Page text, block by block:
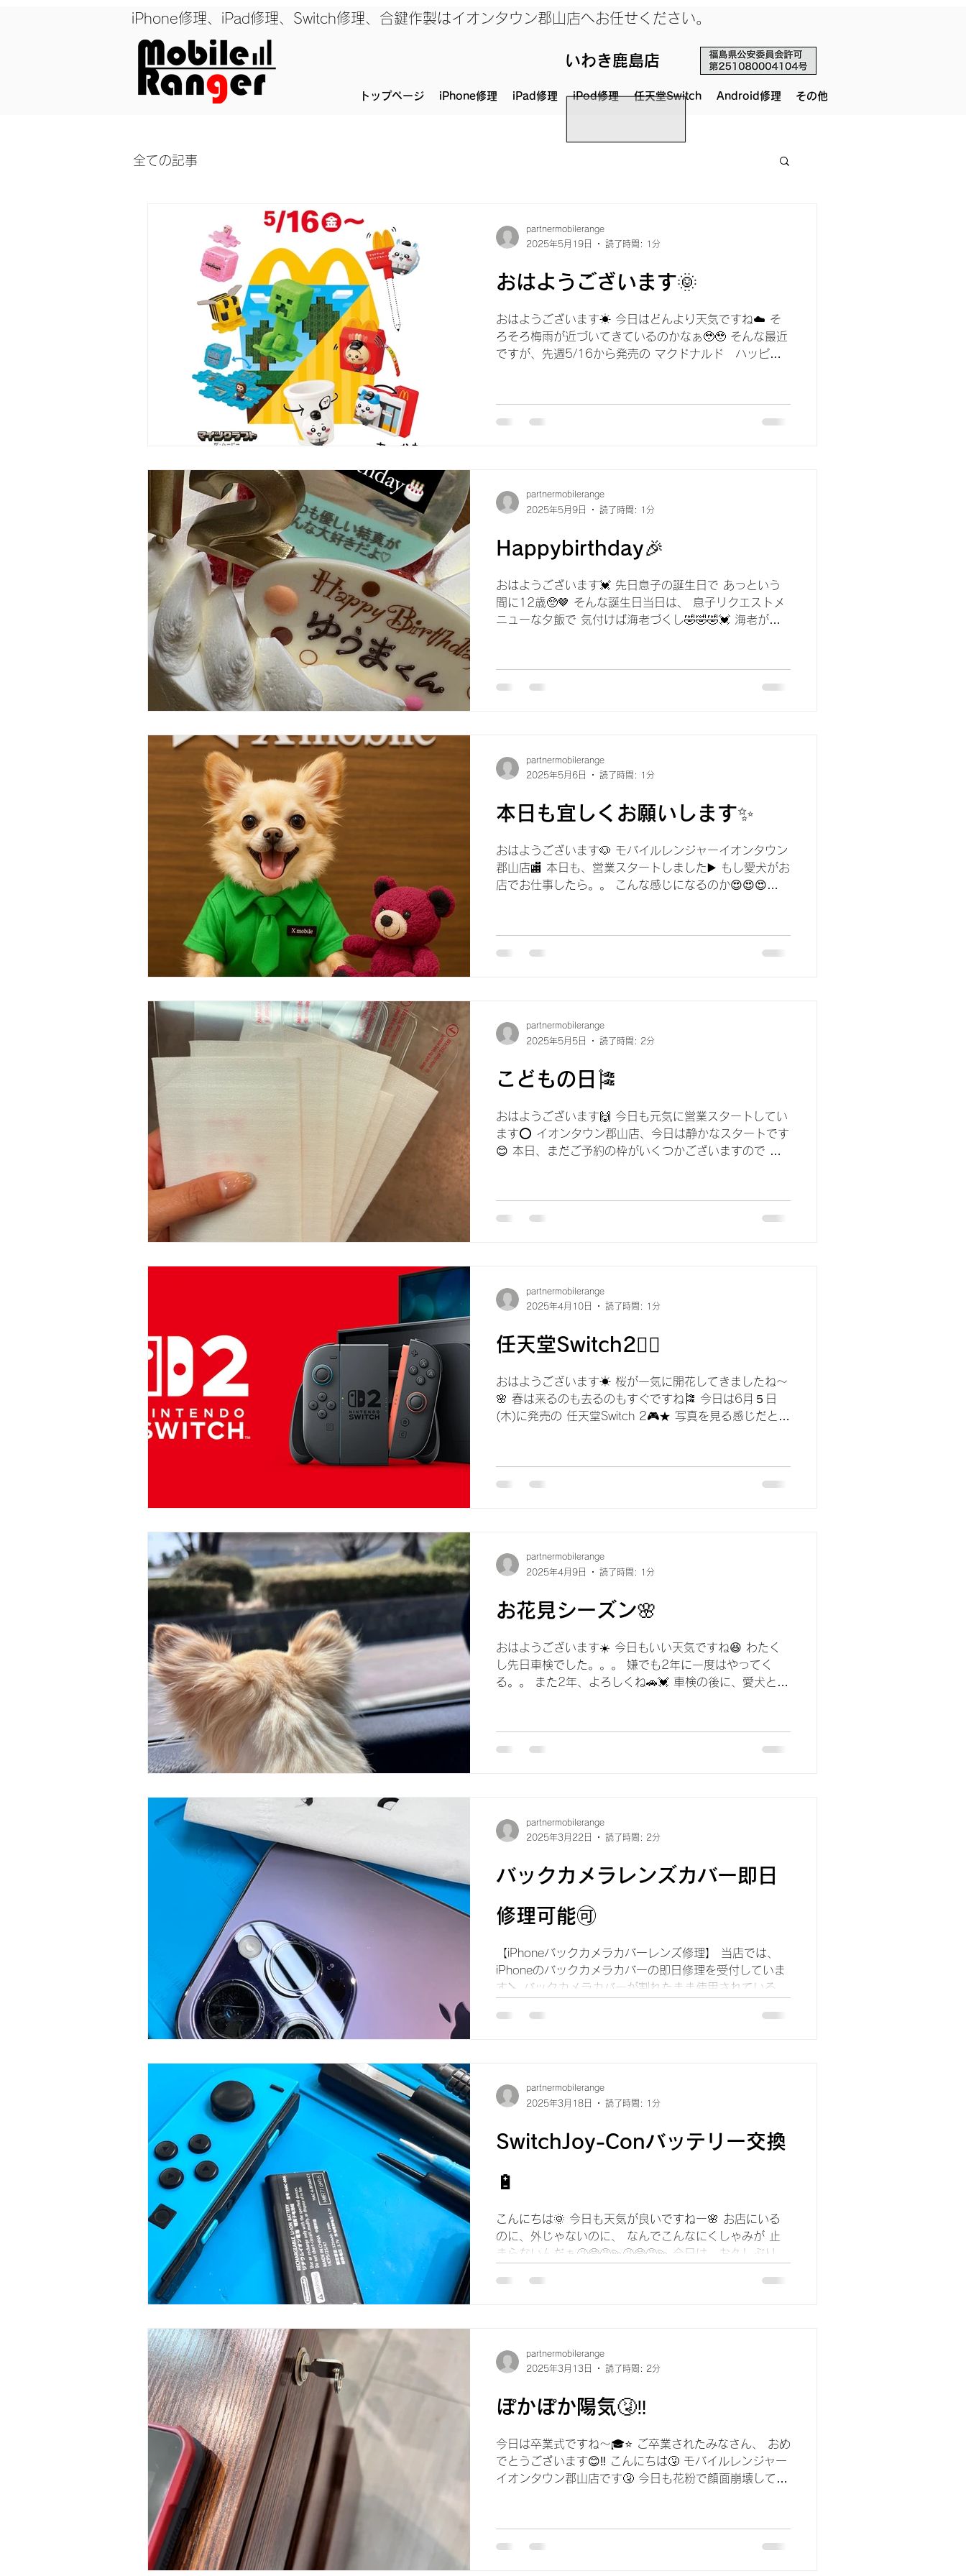
全ての記事
おはようございます🌞
おはようございます☀ 今日はどんより天気ですね☁️ そ
ろそろ梅雨が近づいてきているのかなぁ🥹🥹 そんな最近
ですが、先週5/16から発売の マクドナルド ハッピー
partnermobilerange
2025年5月19日
読了時間: 1分
Happybirthday🎉
おはようございます💓 先日息子の誕生日で あっという
間に12歳🥺🤎 そんな誕生日当日は、 息子リクエストメ
ニューな夕飯で 気付けば海老づくし🤣🤣🤣💓 海老が大
partnermobilerange
2025年5月9日
読了時間: 1分
本日も宜しくお願いします✨
おはようございます🐶 モバイルレンジャーイオンタウン
郡山店🏬 本日も、営業スタートしました▶️ もし愛犬がお
店でお仕事したら。。 こんな感じになるのか😍😍😍
partnermobilerange
2025年5月6日
読了時間: 1分
こどもの日🎏
おはようございます🙌 今日も元気に営業スタートしてい
ます⭕️ イオンタウン郡山店、今日は静かなスタートです
😊 本日、まだご予約の枠がいくつかございますので ぜ
partnermobilerange
2025年5月5日
読了時間: 2分
任天堂Switch2❤️‍🔥
おはようございます☀ 桜が一気に開花してきましたね〜
🌸 春は来るのも去るのもすぐですね🎏 今日は6月５日
(木)に発売の 任天堂Switch 2🎮★ 写真を見る感じだと、
partnermobilerange
2025年4月10日
読了時間: 1分
お花見シーズン🌸
おはようございます☀️ 今日もいい天気ですね😆 わたく
し先日車検でした。。。 嫌でも2年に一度はやってく
る。。 また2年、よろしくね🚗💓 車検の後に、愛犬とお
partnermobilerange
2025年4月9日
読了時間: 1分
バックカメラレンズカバー即日
修理可能🉑
【iPhoneバックカメラカバーレンズ修理】 当店では、
iPhoneのバックカメラカバーの即日修理を受付していま
す🪛 バックカメラカバーが割れたまま使用されている方
に埃や水分が侵入していしまい、カメラで撮影した際に
partnermobilerange
2025年3月22日
読了時間: 2分
SwitchJoy-Conバッテリー交換
🔋
こんにちは🌞 今日も天気が良いですねー🌸 お店にいる
のに、外じゃないのに、 なんでこんなにくしゃみが 止
まらないんだぁ🤧😷😵‍💫🤧😷😵‍💫 今日は、お久しぶりに
に入って...
partnermobilerange
2025年3月18日
読了時間: 1分
ぽかぽか陽気🤧‼️
今日は卒業式ですね〜🎓⭐️ ご卒業されたみなさん、 おめ
でとうございます😊‼️ こんにちは🤧 モバイルレンジャー
イオンタウン郡山店です🤧 今日も花粉で顔面崩壊してま
partnermobilerange
2025年3月13日
読了時間: 2分
iPhone修理、iPad修理、Switch修理、合鍵作製はイオンタウン郡山店へお任せください。
トップページ iPhone修理 iPad修理 iPod修理 任天堂Switch Android修理 その他
いわき鹿島店